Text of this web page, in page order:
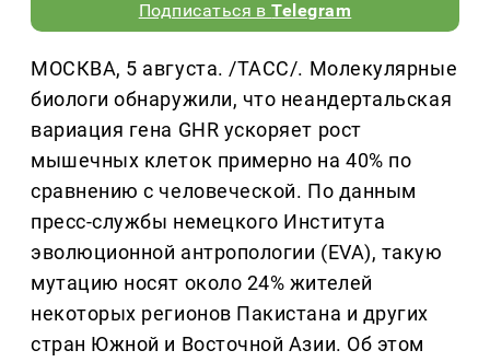
Подписаться вTelegram
МОСКВА, 5 августа. /ТАСС/. Молекулярные
биологи обнаружили, что неандертальская
вариация гена GHR ускоряет рост
мышечных клеток примерно на 40% по
сравнению с человеческой. По данным
пресс-службы немецкого Института
эволюционной антропологии (EVA), такую
мутацию носят около 24% жителей
некоторых регионов Пакистана и других
стран Южной и Восточной Азии. Об этом